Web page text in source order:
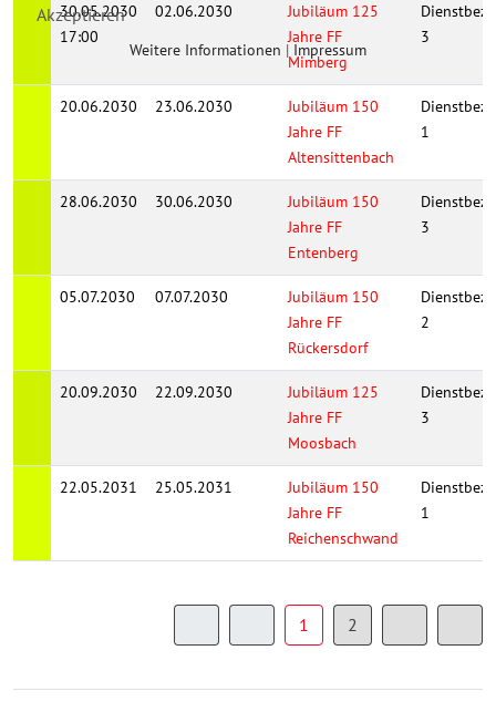
1 2
30.05.2030
17:00
02.06.2030
Jubiläum 125
Jahre FF
Mimberg
3
20.06.2030 23.06.2030
Jubiläum 150
Jahre FF
Altensittenbach
1
28.06.2030 30.06.2030
Jubiläum 150
Jahre FF
Entenberg
3
05.07.2030 07.07.2030
Jubiläum 150
Jahre FF
Rückersdorf
2
20.09.2030 22.09.2030
Jubiläum 125
Jahre FF
Moosbach
3
22.05.2031 25.05.2031
Jubiläum 150
Jahre FF
Reichenschwand
1
Akzeptieren
Weitere Informationen | Impressum